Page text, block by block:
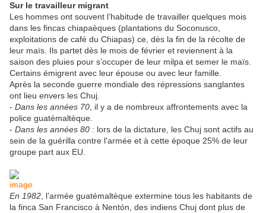
Sur le travailleur migrant
Les hommes ont souvent l’habitude de travailler quelques mois
dans les fincas chiapaèques (plantations du Soconusco,
exploitations de café du Chiapas) ce, dès la fin de la récolte de
leur maïs. Ils partet dès le mois de février et reviennent à la
saison des pluies pour s’occuper de leur milpa et semer le maïs.
Certains émigrent avec leur épouse ou avec leur famille.
Après la seconde guerre mondiale des répressions sanglantes
ont lieu envers les Chuj.
- Dans les années 70, il y a de nombreux affrontements avec la
police guatémaltèque.
- Dans les années 80 : lors de la dictature, les Chuj sont actifs au
sein de la guérilla contre l'armée et à cette époque 25% de leur
groupe part aux EU.
image
En 1982, l’armée guatémaltèque extermine tous les habitants de
la finca San Francisco à Nentón, des indiens Chuj dont plus de